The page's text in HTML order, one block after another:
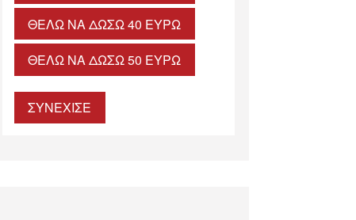
ΘΈΛΩ ΝΑ ΔΏΣΩ 40 ΕΥΡΏ
ΘΈΛΩ ΝΑ ΔΏΣΩ 50 ΕΥΡΏ
ΣΥΝΕΧΙΣΕ